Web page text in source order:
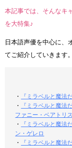
本記事では、そんなキ
を大特集♪
日本語声優を中心に、
てご紹介していきます。
・
『ミラベルと魔法
・
『ミラベルと魔法
ファニー・ベアトリス
・
『ミラベルと魔法
ン・ゲレロ
・
『ミラベルと魔法